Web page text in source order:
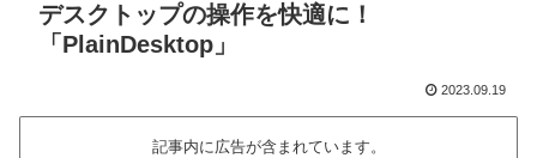
デスクトップの操作を快適に！
「PlainDesktop」
2023.09.19
記事内に広告が含まれています。